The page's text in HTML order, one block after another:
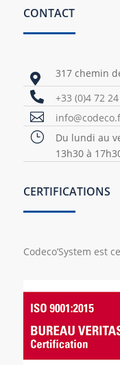
CONTACT
 317 chemin
 +33 (0)4 72

}
Du lundi au
13h30 à
CERTIFICATIONS
Codeco’System est